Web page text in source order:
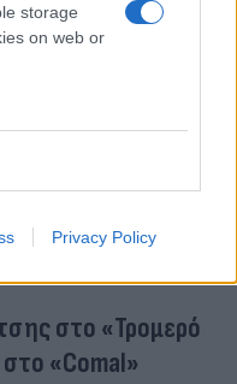
storage
on web or
Privacy Policy
στο «Τρομερό
«Comal»